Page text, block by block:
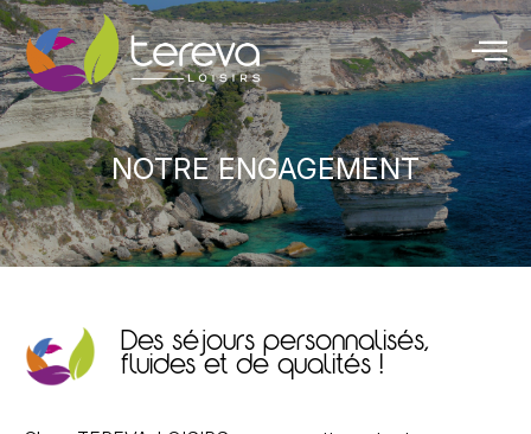
NOTRE ENGAGEMENT
Des séjours personnalisés,
fluides et de qualités !